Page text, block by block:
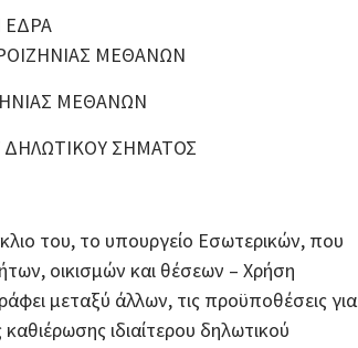
ΕΔΡΑ
ΜΕΘΑΝΩΝ
ΜΕΘΑΝΩΝ
ΔΗΛΩΤΙΚΟΥ ΣΗΜΑΤΟΣ
του, το υπουργείο Εσωτερικών, που
οικισμών και θέσεων – Χρήση
μεταξύ άλλων, τις προϋποθέσεις για
ιδιαίτερου δηλωτικού